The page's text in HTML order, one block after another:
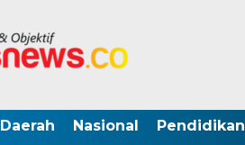
Daerah Nasional Pendidikan